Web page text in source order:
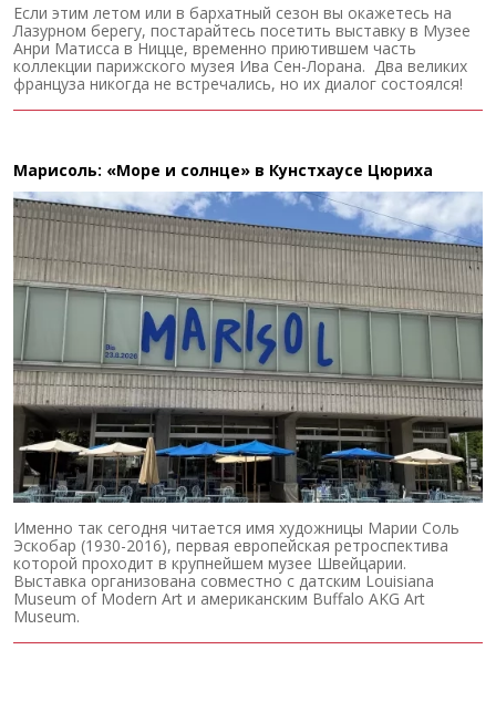
Если этим летом или в бархатный сезон вы окажетесь на
Лазурном берегу, постарайтесь посетить выставку в Музее
Анри Матисса в Ницце, временно приютившем часть
коллекции парижского музея Ива Сен-Лорана. Два великих
француза никогда не встречались, но их диалог состоялся!
Марисоль: «Море и солнце» в Кунстхаусе Цюриха
Именно так сегодня читается имя художницы Марии Соль
Эскобар (1930-2016), первая европейская ретроспектива
которой проходит в крупнейшем музее Швейцарии.
Выставка организована совместно с датским Louisiana
Museum of Modern Art и американским Buffalo AKG Art
Museum.